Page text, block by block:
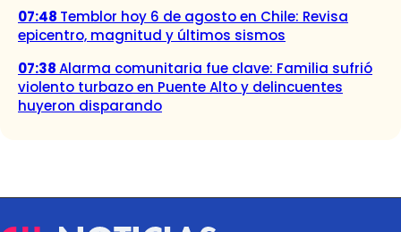
07:48 Temblor hoy 6 de agosto en Chile: Revisa
epicentro, magnitud y últimos sismos
07:38Alarma comunitaria fue clave: Familia sufrió
violento turbazo en Puente Alto y delincuentes
huyeron disparando